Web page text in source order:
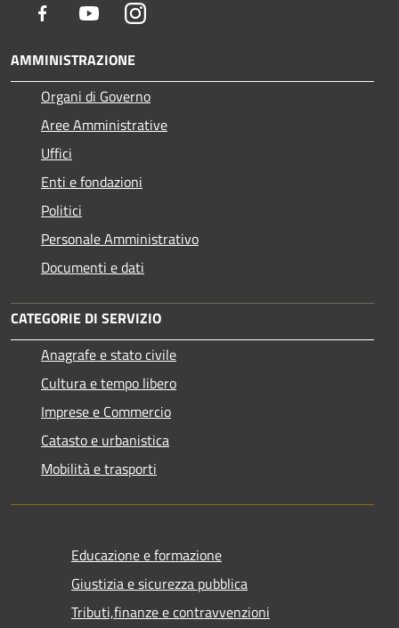
Facebook YoutubeInstagram
AMMINISTRAZIONE
Organi di Governo
Aree Amministrative
Uffici
Enti e fondazioni
Politici
Personale Amministrativo
Documenti e dati
CATEGORIE DI SERVIZIO
Anagrafe e stato civile
Cultura e tempo libero
Imprese e Commercio
Catasto e urbanistica
Mobilità e trasporti
Educazione e formazione
Giustizia e sicurezza pubblica
Tributi,finanze e contravvenzioni